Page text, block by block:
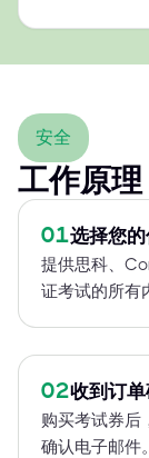
安全
工作原理
01选择您
提供思科、
证考试的所有
02收到订
购买考试券后
确认电子邮件